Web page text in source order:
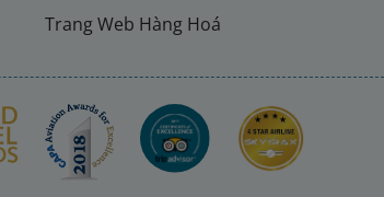
Trang Web Hàng Hoá